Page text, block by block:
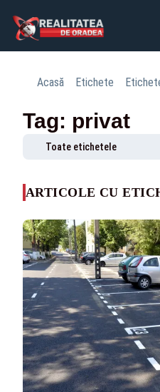
Acasă Etichete
Tag: privat
Toate etichetele
ARTICOLE CU